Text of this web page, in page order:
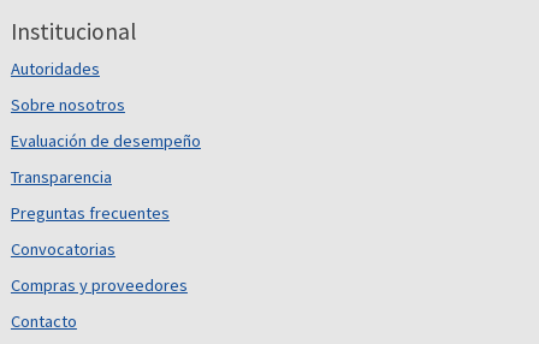
Institucional
Autoridades
Sobre nosotros
Evaluación de desempeño
Transparencia
Preguntas frecuentes
Convocatorias
Compras y proveedores
Contacto